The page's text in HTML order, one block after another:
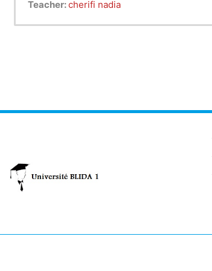
Teacher:cherifi nadia